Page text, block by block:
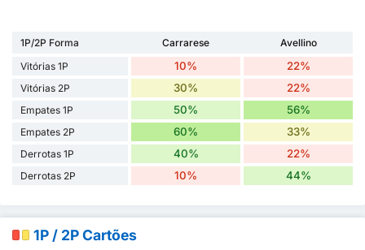
1P/2P Forma Carrarese
Avellino
Vitórias 1P
10% 22%
Vitórias 2P 30% 22%
Empates 1P 50% 56%
Empates 2P 60% 33%
Derrotas 1P 40% 22%
Derrotas 2P 10% 44%
1P / 2P Cartões